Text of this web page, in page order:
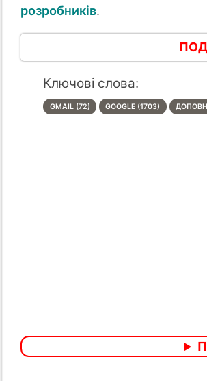
розробників.
Ключові слова:
GMAIL (72) GOOGLE (1703)